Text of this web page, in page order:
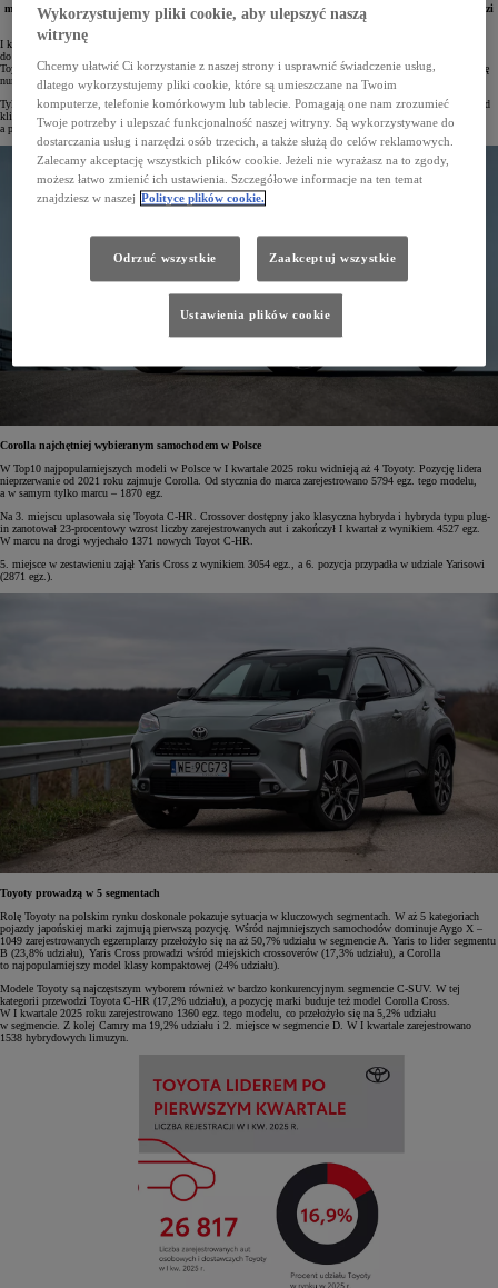
marka jest liderem zarówno wśród klientów indywidualnych, jak i firm. Aż 5 modeli Toyoty prowadzi
w swoich segmentach, a Corolla jest najchętniej wybieranym samochodem na polskim rynku.
I kwartał 2025 roku Toyota zakończyła na pozycji lidera polskiego rynku motoryzacyjnego. Od stycznia
do marca w naszym kraju zarejestrowano 26 817 samochodów osobowych i dostawczych tej marki. Udział
Toyoty w rynku wyniósł 16,9%, co jest wynikiem blisko dwukrotnie lepszym niż marki, która zajęła pozycję
numer dwa.
Tylko w marcu z salonów Toyoty w Polsce wyjechało 8436 pojazdów. Marka była numerem 1 zarówno wśród
klientów indywidualnych, jak i firm. Osoby prywatne zarejestrowały w tym czasie 2513 Toyot,
a przedsiębiorstwa – 5923.
Corolla najchętniej wybieranym samochodem w Polsce
W Top10 najpopularniejszych modeli w Polsce w I kwartale 2025 roku widnieją aż 4 Toyoty. Pozycję lidera
nieprzerwanie od 2021 roku zajmuje Corolla. Od stycznia do marca zarejestrowano 5794 egz. tego modelu,
a w samym tylko marcu – 1870 egz.
Na 3. miejscu uplasowała się Toyota C-HR. Crossover dostępny jako klasyczna hybryda i hybryda typu plug-
in zanotował 23-procentowy wzrost liczby zarejestrowanych aut i zakończył I kwartał z wynikiem 4527 egz.
W marcu na drogi wyjechało 1371 nowych Toyot C-HR.
5. miejsce w zestawieniu zajął Yaris Cross z wynikiem 3054 egz., a 6. pozycja przypadła w udziale Yarisowi
(2871 egz.).
Toyoty prowadzą w 5 segmentach
Rolę Toyoty na polskim rynku doskonale pokazuje sytuacja w kluczowych segmentach. W aż 5 kategoriach
pojazdy japońskiej marki zajmują pierwszą pozycję. Wśród najmniejszych samochodów dominuje Aygo X –
1049 zarejestrowanych egzemplarzy przełożyło się na aż 50,7% udziału w segmencie A. Yaris to lider segmentu
B (23,8% udziału), Yaris Cross prowadzi wśród miejskich crossoverów (17,3% udziału), a Corolla
to najpopularniejszy model klasy kompaktowej (24% udziału).
Modele Toyoty są najczęstszym wyborem również w bardzo konkurencyjnym segmencie C-SUV. W tej
kategorii przewodzi Toyota C-HR (17,2% udziału), a pozycję marki buduje też model Corolla Cross.
W I kwartale 2025 roku zarejestrowano 1360 egz. tego modelu, co przełożyło się na 5,2% udziału
w segmencie. Z kolej Camry ma 19,2% udziału i 2. miejsce w segmencie D. W I kwartale zarejestrowano
1538 hybrydowych limuzyn.
Wykorzystujemy pliki cookie, aby ulepszyć naszą
witrynę
Chcemy ułatwić Ci korzystanie z naszej strony i usprawnić świadczenie usług,
dlatego wykorzystujemy pliki cookie, które są umieszczane na Twoim
komputerze, telefonie komórkowym lub tablecie. Pomagają one nam zrozumieć
Twoje potrzeby i ulepszać funkcjonalność naszej witryny. Są wykorzystywane do
dostarczania usług i narzędzi osób trzecich, a także służą do celów reklamowych.
Zalecamy akceptację wszystkich plików cookie. Jeżeli nie wyrażasz na to zgody,
możesz łatwo zmienić ich ustawienia. Szczegółowe informacje na ten temat
znajdziesz w naszej Polityce plików cookie.
Odrzuć wszystkie Zaakceptuj wszystkie
Ustawienia plików cookie